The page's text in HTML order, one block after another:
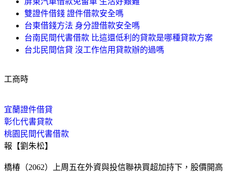
雙證件借錢 證件借款安全嗎
台東借錢方法 身分證借款安全嗎
台南民間代書借款 比這還低利的貸款是哪種貸款方案
台北民間信貸 沒工作信用貸款辦的過嗎
工商時
宜蘭證件借貸
彰化代書貸款
桃園民間代書借款
報【劉朱松】
橋椿（2062）上周五在外資與投信聯袂買超加持下，股價開高